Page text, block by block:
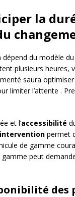
la
dépend du modèle du
plusieurs
saura
limiter l’attente .
et l’accessibilité
intervention permet
de gamme
peut
des